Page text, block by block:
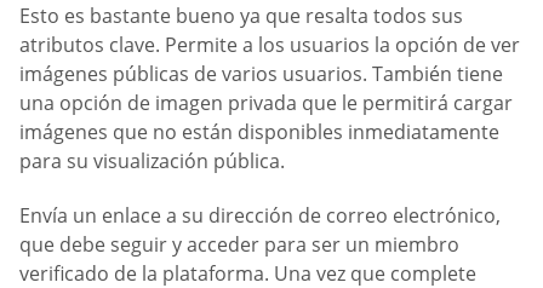
Esto es bastante bueno ya que resalta todos sus
atributos clave. Permite a los usuarios la opción de ver
imágenes públicas de varios usuarios. También tiene
una opción de imagen privada que le permitirá cargar
imágenes que no están disponibles inmediatamente
para su visualización pública.
Envía un enlace a su dirección de correo electrónico,
que debe seguir y acceder para ser un miembro
verificado de la plataforma. Una vez que complete